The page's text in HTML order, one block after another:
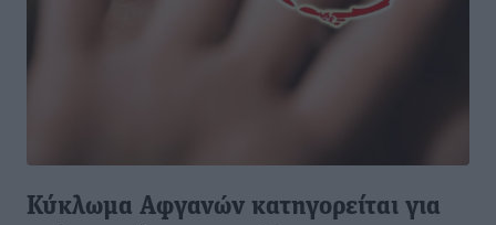
Κύκλωμα Αφγανών κατηγορείται για